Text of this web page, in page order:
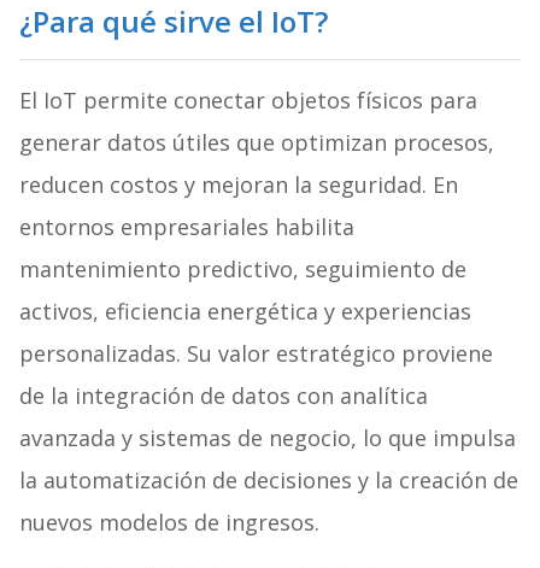
¿Para qué sirve el IoT?
El IoT permite conectar objetos físicos para
generar datos útiles que optimizan procesos,
reducen costos y mejoran la seguridad. En
entornos empresariales habilita
mantenimiento predictivo, seguimiento de
activos, eficiencia energética y experiencias
personalizadas. Su valor estratégico proviene
de la integración de datos con analítica
avanzada y sistemas de negocio, lo que impulsa
la automatización de decisiones y la creación de
nuevos modelos de ingresos.